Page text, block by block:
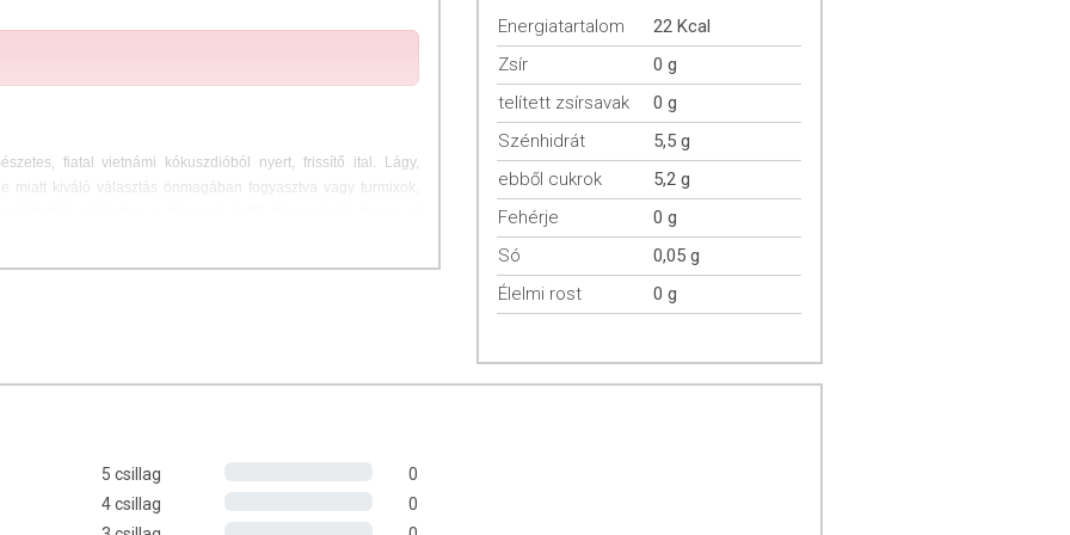
fiatal vietnámi kókuszdióból nyert, frissítő ital. Lágy,
miatt kiváló választás önmagában fogyasztva vagy turmixok,
g
Energiatartalom
22 Kcal
Zsír
0 g
telített zsírsavak
0 g
Szénhidrát
5,5 g
ebből cukrok
5,2 g
Fehérje
0 g
Só
0,05 g
Élelmi rost
0 g
5 csillag
0
4 csillag
0